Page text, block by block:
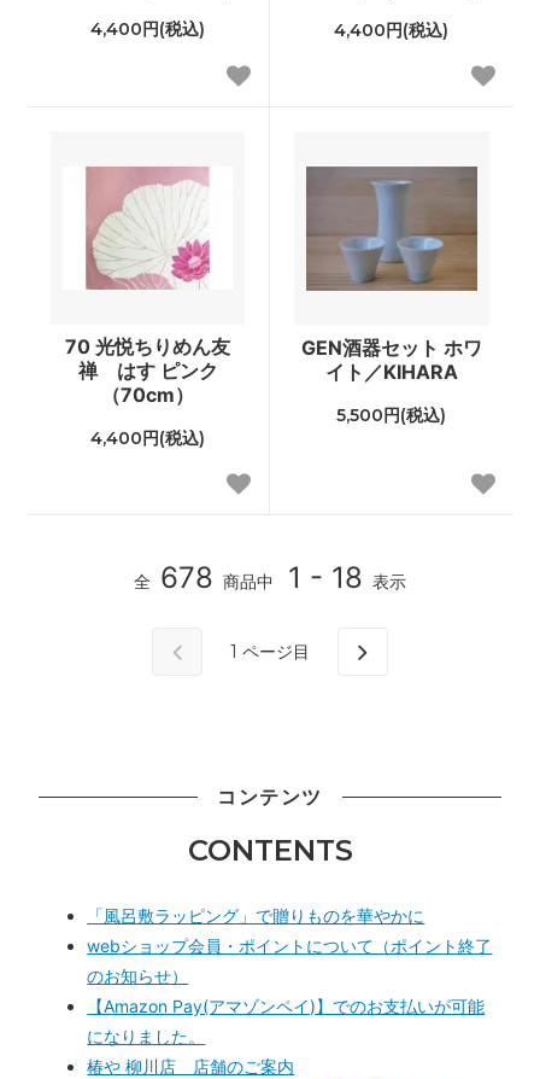
4,400円(税込) 4,400円(税込)
70 光悦ちりめん友
禅 はす ピンク
（70cm）
4,400円(税込)
GEN酒器セット ホワ
イト／KIHARA
5,500円(税込)
全 678 商品中 1 - 18 表示
1 ページ目
コンテンツ
CONTENTS
「風呂敷ラッピング」で贈りものを華やかに
webショップ会員・ポイントについて（ポイント終了
のお知らせ）
【Amazon Pay(アマゾンペイ)】でのお支払いが可能
になりました。
椿や 柳川店 店舗のご案内